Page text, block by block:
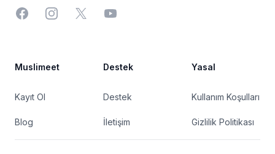
FacebookInstagramTwitterYouTube
Muslimeet
Kayıt Ol
Blog
Destek
Destek
İletişim
Yasal
Kullanım Koşulları
Gizlilik Politikası